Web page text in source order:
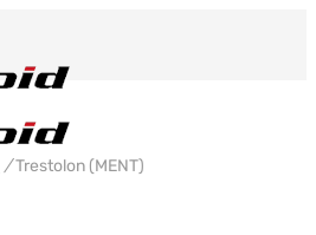
/Trestolon (MENT)